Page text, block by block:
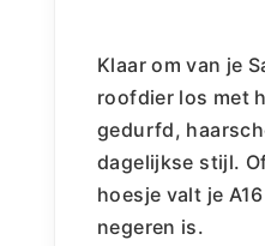
Klaar om van je
roofdier los met
gedurfd,
dagelijkse stijl.
hoesje valt je
negeren is.